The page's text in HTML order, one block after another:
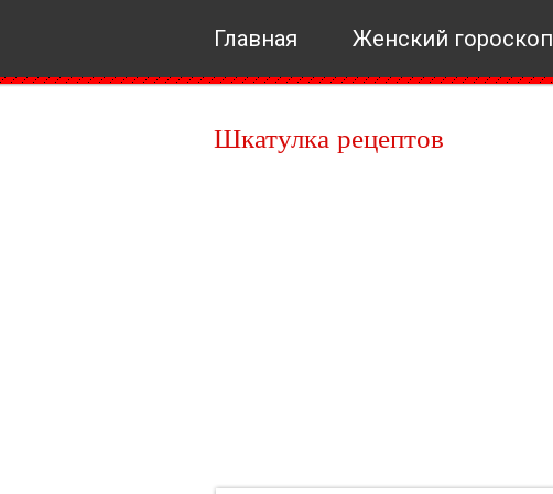
Главная Женский гороскоп
Шкатулка рецептов